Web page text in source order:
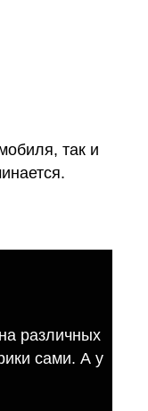
так и
различных
сами. А у